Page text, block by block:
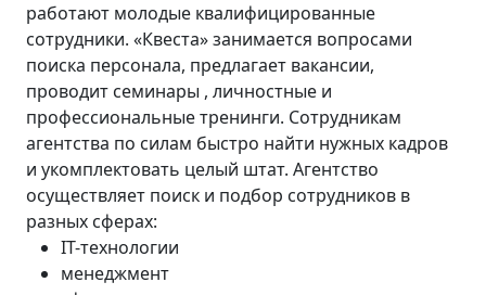
работают молодые квалифицированные
сотрудники. «Квеста» занимается вопросами
поиска персонала, предлагает вакансии,
проводит семинары , личностные и
профессиональные тренинги. Сотрудникам
агентства по силам быстро найти нужных кадров
и укомплектовать целый штат. Агентство
осуществляет поиск и подбор сотрудников в
разных сферах:
IT-технологии
менеджмент